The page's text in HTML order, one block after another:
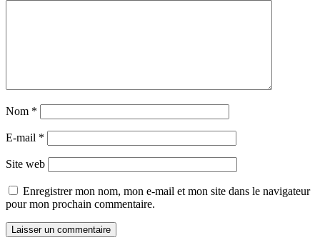
Nom *
E-mail *
Site web
Enregistrer mon nom, mon e-mail et mon site dans le navigateur
pour mon prochain commentaire.